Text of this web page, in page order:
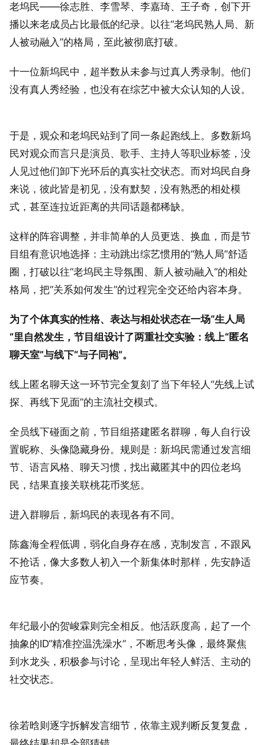
老坞民——徐志胜、李雪琴、李嘉琦、王子奇，创下开
播以来老成员占比最低的纪录。以往“老坞民熟人局、新
人被动融入”的格局，至此被彻底打破。
十一位新坞民中，超半数从未参与过真人秀录制。他们
没有真人秀经验，也没有在综艺中被大众认知的人设。
于是，观众和老坞民站到了同一条起跑线上。多数新坞
民对观众而言只是演员、歌手、主持人等职业标签，没
人见过他们卸下光环后的真实社交状态。而对坞民自身
来说，彼此皆是初见，没有默契，没有熟悉的相处模
式，甚至连拉近距离的共同话题都稀缺。
这样的阵容调整，并非简单的人员更迭、换血，而是节
目组有意识地选择：主动跳出综艺惯用的“熟人局”舒适
圈，打破以往“老坞民主导氛围、新人被动融入”的相处
格局，把“关系如何发生”的过程完全交还给内容本身。
为了个体真实的性格、表达与相处状态在一场“生人局
“里自然发生，节目组设计了两重社交实验：线上“匿名
聊天室”与线下“与子同袍”。
线上匿名聊天这一环节完全复刻了当下年轻人“先线上试
探、再线下见面”的主流社交模式。
全员线下碰面之前，节目组搭建匿名群聊，每人自行设
置昵称、头像隐藏身份。规则是：新坞民需通过发言细
节、语言风格、聊天习惯，找出藏匿其中的四位老坞
民，结果直接关联桃花币奖惩。
进入群聊后，新坞民的表现各有不同。
陈鑫海全程低调，弱化自身存在感，克制发言，不跟风
不抢话，像大多数人初入一个新集体时那样，先安静适
应节奏。
年纪最小的贺峻霖则完全相反。他活跃度高，起了一个
抽象的ID“精准控温洗澡水”，不断思考头像，最终聚焦
到水龙头，积极参与讨论，呈现出年轻人鲜活、主动的
社交状态。
徐若晗则逐字拆解发言细节，依靠主观判断反复复盘，